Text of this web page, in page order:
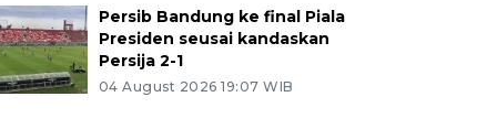
Persib Bandung ke final Piala
Presiden seusai kandaskan
Persija 2-1
04 August 2026 19:07 WIB